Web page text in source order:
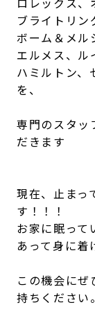
ブライトリン
ボーム＆メル
エルメス、ル
ハミルトン、
を、
専門のスタッ
だきます
現在、止まっ
す！！！
お家に眠って
あって身に着
この機会に
持ちください。